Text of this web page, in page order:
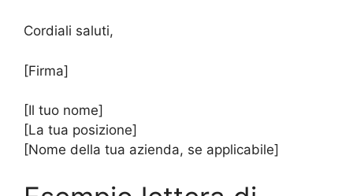
Cordiali saluti,
[Firma]
[Il tuo nome]
[La tua posizione]
[Nome della tua azienda, se applicabile]